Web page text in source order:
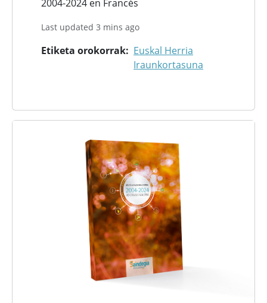
2004-2024 en Francés
Last updated 3 mins ago
Etiketa orokorrak
Euskal Herria
Iraunkortasuna